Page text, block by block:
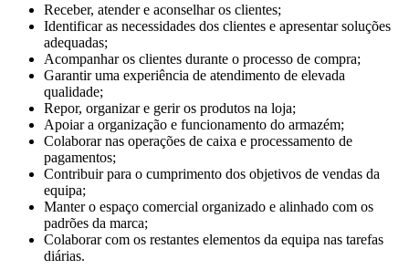
Receber, atender e aconselhar os clientes;
Identificar as necessidades dos clientes e apresentar soluções
adequadas;
Acompanhar os clientes durante o processo de compra;
Garantir uma experiência de atendimento de elevada
qualidade;
Repor, organizar e gerir os produtos na loja;
Apoiar a organização e funcionamento do armazém;
Colaborar nas operações de caixa e processamento de
pagamentos;
Contribuir para o cumprimento dos objetivos de vendas da
equipa;
Manter o espaço comercial organizado e alinhado com os
padrões da marca;
Colaborar com os restantes elementos da equipa nas tarefas
diárias.